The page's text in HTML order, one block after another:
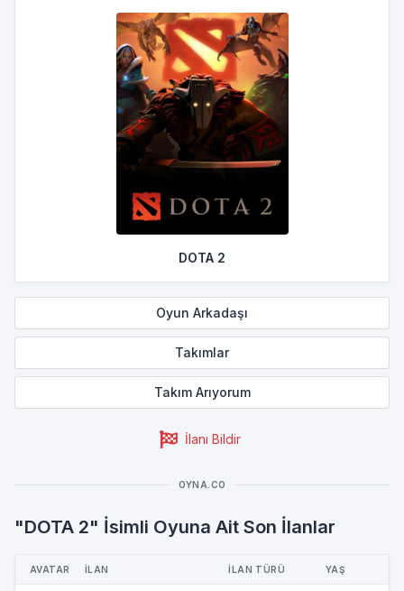
DOTA 2
Oyun Arkadaşı
Takımlar
Takım Arıyorum
İlanı Bildir
OYNA.CO
"DOTA 2" İsimli Oyuna Ait Son İlanlar
AVATAR İLAN İLAN TÜRÜ YAŞ